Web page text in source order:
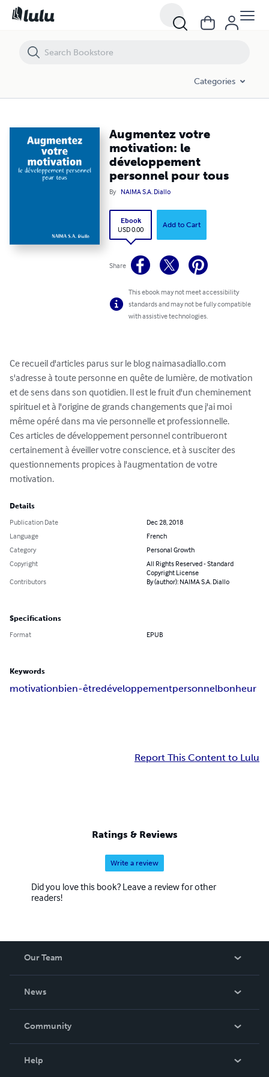
Categories
Augmentez votre
motivation: le
développement
personnel pour tous
By NAIMA S.A. Diallo
Ebook
USD 0.00
Add to Cart
Share
This ebook may not meet accessibility
standards and may not be fully compatible
with assistive technologies.
Ce recueil d'articles parus sur le blog naimasadiallo.com
s'adresse à toute personne en quête de lumière, de motivation
et de sens dans son quotidien. Il est le fruit d'un cheminement
spirituel et à l'origine de grands changements que j'ai moi
même opéré dans ma vie personnelle et professionnelle.
Ces articles de développement personnel contribueront
certainement à éveiller votre conscience, et à susciter des
questionnements propices à l'augmentation de votre
motivation.
Details
Publication Date
Dec 28, 2018
Language
French
Category
Personal Growth
Copyright
All Rights Reserved - Standard
Copyright License
Contributors
By (author): NAIMA S.A. Diallo
Specifications
Format EPUB
Keywords
motivationbien-êtredéveloppementpersonnelbonheur
Report This Content to Lulu
Ratings & Reviews
Write a review
Did you love this book? Leave a review for other
readers!
Our Team
News
In The News
Community
Help
Augmentez votre motivation: le développement personnel pour tous